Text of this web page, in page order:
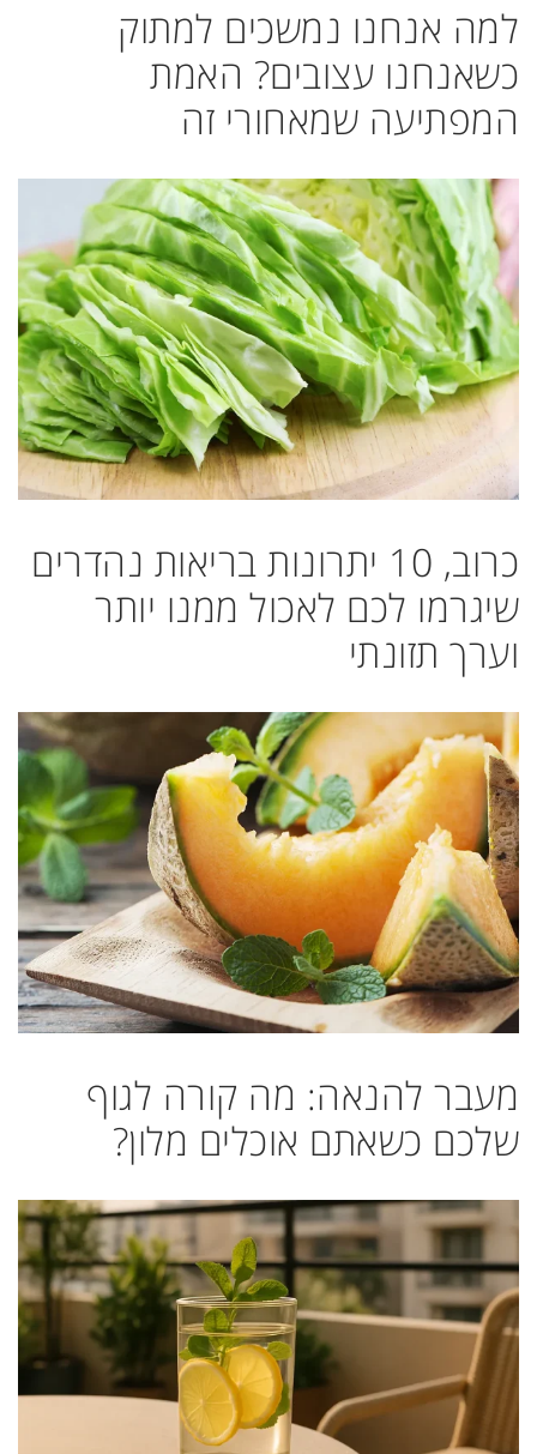
למה אנחנו נמשכים למתוק
כשאנחנו עצובים? האמת
המפתיעה שמאחורי זה
כרוב, 10 יתרונות בריאות נהדרים
שיגרמו לכם לאכול ממנו יותר
וערך תזונתי
מעבר להנאה: מה קורה לגוף
שלכם כשאתם אוכלים מלון?